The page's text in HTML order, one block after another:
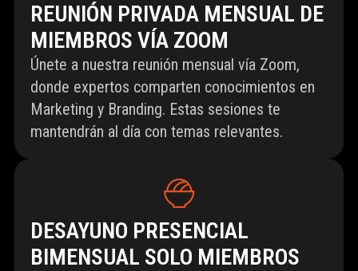
REUNIÓN PRIVADA MENSUAL DE
MIEMBROS VÍA ZOOM
Únete a nuestra reunión mensual vía Zoom,
donde expertos comparten conocimientos en
Marketing y Branding. Estas sesiones te
mantendrán al día con temas relevantes.
DESAYUNO PRESENCIAL
BIMENSUAL SOLO MIEMBROS